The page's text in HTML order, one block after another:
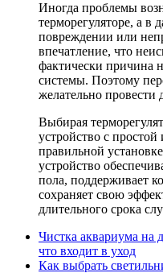
Иногда проблемы
терморегуляторе, а в
повреждении или
впечатление, что
фактически причина
системы. Поэтому
желательно провести
Выбирая
устройство с
правильной
устройство
пола, поддерживает
сохраняет свою
длительного срока
Чистка аквариума на
что входит в уход
Как выбрать